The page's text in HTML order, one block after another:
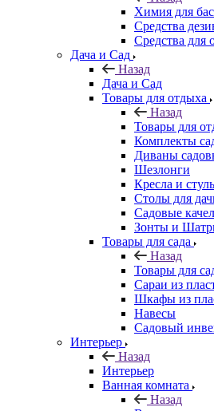
Химия для
Средства
Средства для
Дача и Сад
Назад
Дача и Сад
Товары для отдыха
Назад
Товары для
Комплекты
Диваны
Шезлонги
Кресла и
Столы для
Садовые
Зонты и
Товары для сада
Назад
Товары для
Сараи из
Шкафы из
Навесы
Садовый
Интерьер
Назад
Интерьер
Ванная комната
Назад